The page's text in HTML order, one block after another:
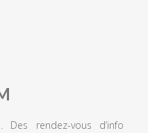
Des rendez-vous d’info